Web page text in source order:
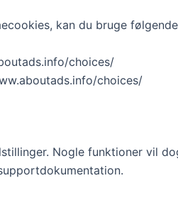
kan du bruge
choices/
choices/
Nogle funktioner vil